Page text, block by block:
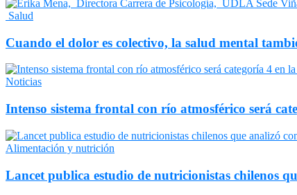
Salud
Cuando el dolor es colectivo, la salud mental
Noticias
Intenso sistema frontal con río atmosférico será
Alimentación y nutrición
Lancet publica estudio de nutricionistas chilenos